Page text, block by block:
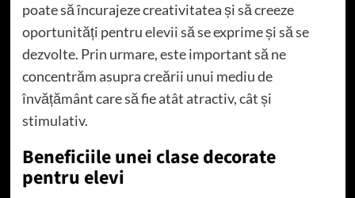
poate să încurajeze creativitatea și să creeze
oportunități pentru elevii să se exprime și să se
dezvolte. Prin urmare, este important să ne
concentrăm asupra creării unui mediu de
învățământ care să fie atât atractiv, cât și
stimulativ.
Beneficiile unei clase decorate
pentru elevi